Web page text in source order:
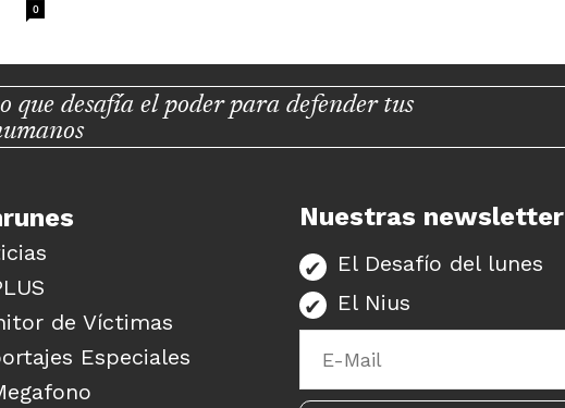
0
que desafía el poder para defender tus
de Víctimas
Especiales
Nuestras newsletter
El Desafío del lunes
El Nius